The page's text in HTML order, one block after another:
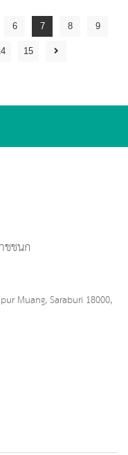
6 7 8 9
15
ชนก
Muang, Saraburi 18000,